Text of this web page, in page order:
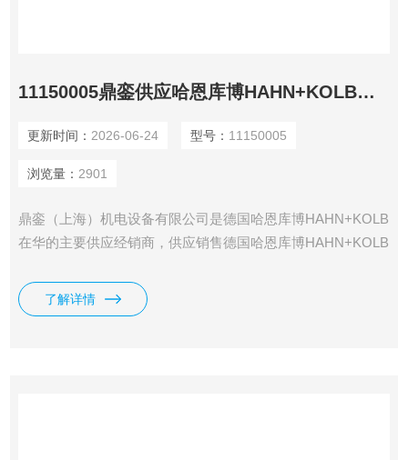
11150005鼎銮供应哈恩库博HAHN+KOLB麻花钻头
更新时间： 2026-06-24 型号： 11150005
浏览量： 2901
鼎銮（上海）机电设备有限公司是德国哈恩库博HAHN+KOLB
在华的主要供应经销商，供应销售德国哈恩库博HAHN+KOLB
具、打磨、化工品、电动工具、气动工具等全系列哈恩库博
HAHN+KOLB产品。鼎銮供应哈恩库博HAHN+KOLB麻花钻
了解详情